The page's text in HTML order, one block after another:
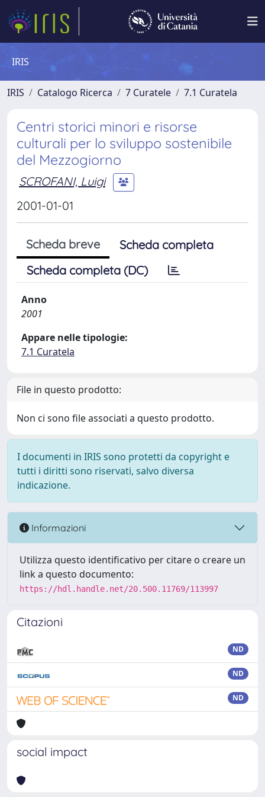
IRIS
IRIS Catalogo Ricerca 7 Curatele 7.1 Curatela
Centri storici minori e risorse
culturali per lo sviluppo sostenibile
del Mezzogiorno
SCROFANI, Luigi
2001-01-01
Scheda breve
Scheda completa
Scheda completa (DC)
Anno
2001
Appare nelle tipologie:
7.1 Curatela
File in questo prodotto:
Non ci sono file associati a questo prodotto.
I documenti in IRIS sono protetti da copyright e
tutti i diritti sono riservati, salvo diversa
indicazione.
Informazioni
Utilizza questo identificativo per citare o creare un
link a questo documento:
https://hdl.handle.net/20.500.11769/113997
Citazioni
ND
ND
ND
social impact